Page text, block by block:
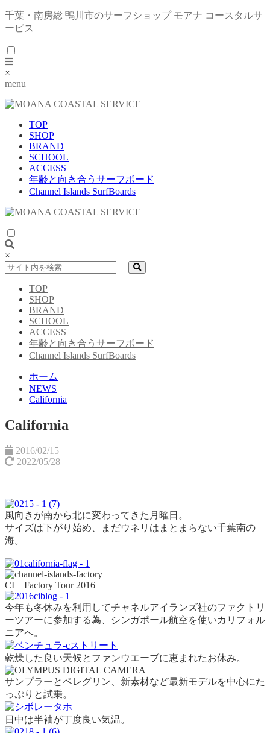
千葉・南房総 鴨川市のサーフショップ モアナ コースタルサ
ービス
×
menu
TOP
SHOP
BRAND
SCHOOL
ACCESS
年齢と向き合うサーフボード
Channel Islands SurfBoards
×
TOP
SHOP
BRAND
SCHOOL
ACCESS
年齢と向き合うサーフボード
Channel Islands SurfBoards
ホーム
NEWS
California
California
2016/02/15
2022/05/28
風向きが南から北に変わってきた月曜日。
サイズは下がり始め、まだウネリはまとまらない千葉南の
海。
CI Factory Tour 2016
今年も冬休みを利用してチャネルアイランズ社のファクトリ
ーツアーに参加する為、シンガポール航空を使いカリフォル
ニアへ。
乾燥した良い天候とファンウエーブに恵まれたお休み。
サンプラーとペレグリン、新素材など最新モデルを中心にた
っぷりと試乗。
日中は半袖が丁度良い気温。